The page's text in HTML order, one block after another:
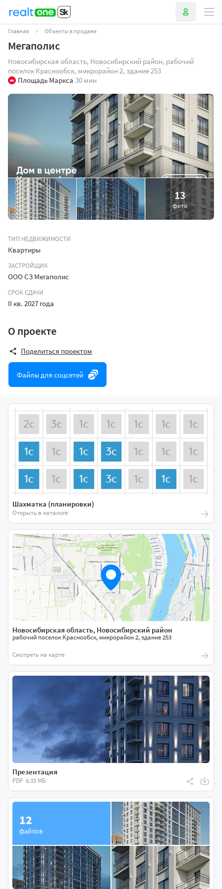
Главная Объекты в продаже
Мегаполис
Площадь Маркса 30 мин
Новосибирская область, Новосибирский район, рабочий
поселок Краснообск, микрорайон 2, здание 253
13
фото
ТИП НЕДВИЖИМОСТИ
Квартиры
ЗАСТРОЙЩИК
ООО СЗ Мегаполис
СРОК СДАЧИ
II кв. 2027 года
О проекте
Поделиться проектом
Файлы для соцсетей
Шахматка (планировки)
Открыть в каталоге
Новосибирская область, Новосибирский район
рабочий поселок Краснообск, микрорайон 2, здание 253
Смотреть на карте
Презентация
PDF 6.33 МБ
12
файлов